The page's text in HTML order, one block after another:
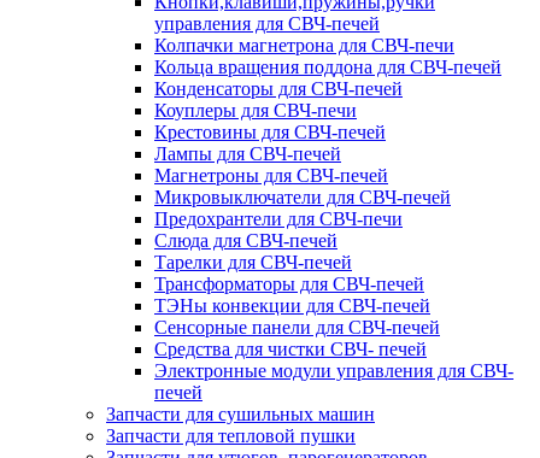
управления для СВЧ-печей
Колпачки магнетрона для СВЧ-печи
Кольца вращения поддона для СВЧ-печей
Конденсаторы для СВЧ-печей
Коуплеры для СВЧ-печи
Крестовины для СВЧ-печей
Лампы для СВЧ-печей
Магнетроны для СВЧ-печей
Микровыключатели для СВЧ-печей
Предохрантели для СВЧ-печи
Слюда для СВЧ-печей
Тарелки для СВЧ-печей
Трансформаторы для СВЧ-печей
ТЭНы конвекции для СВЧ-печей
Сенсорные панели для СВЧ-печей
Средства для чистки СВЧ- печей
Электронные модули управления для СВЧ-
печей
Запчасти для сушильных машин
Запчасти для тепловой пушки